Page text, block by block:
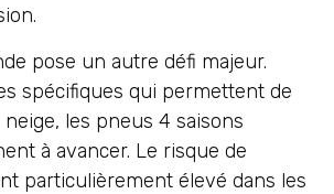
pose un autre défi majeur.
spécifiques qui permettent de
les pneus 4 saisons
à avancer. Le risque de
particulièrement élevé dans les